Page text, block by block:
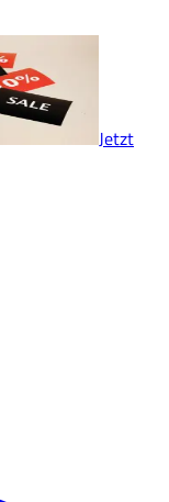
Jetzt